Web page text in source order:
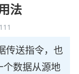
法
传送指令，也
个数据从源地